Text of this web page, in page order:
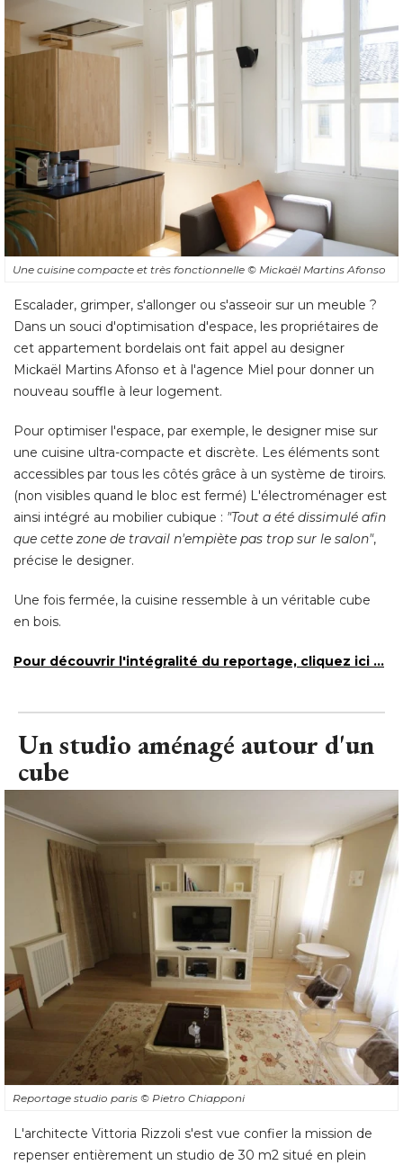
Une cuisine compacte et très fonctionnelle © Mickaël Martins Afonso
Escalader, grimper, s'allonger ou s'asseoir sur un meuble ?
Dans un souci d'optimisation d'espace, les propriétaires de
cet appartement bordelais ont fait appel au designer
Mickaël Martins Afonso et à l'agence Miel pour donner un
nouveau souffle à leur logement.
Pour optimiser l'espace, par exemple, le designer mise sur
une cuisine ultra-compacte et discrète. Les éléments sont
accessibles par tous les côtés grâce à un système de tiroirs.
(non visibles quand le bloc est fermé) L'électroménager est
ainsi intégré au mobilier cubique : "Tout a été dissimulé afin
que cette zone de travail n'empiète pas trop sur le salon",
précise le designer.
Une fois fermée, la cuisine ressemble à un véritable cube
en bois.
Pour découvrir l'intégralité du reportage, cliquez ici ...
Un studio aménagé autour d'un
cube
Reportage studio paris © Pietro Chiapponi
L'architecte Vittoria Rizzoli s'est vue confier la mission de
repenser entièrement un studio de 30 m2 situé en plein